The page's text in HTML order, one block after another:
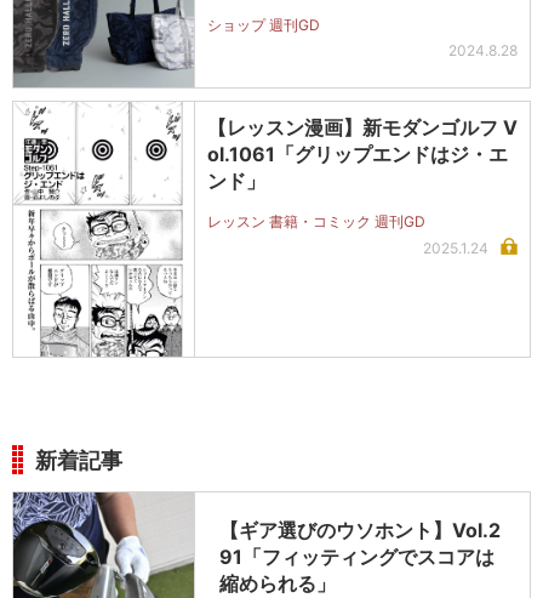
ショップ 週刊GD
2024.8.28
【レッスン漫画】新モダンゴルフ V
ol.1061「グリップエンドはジ・エ
ンド」
レッスン 書籍・コミック 週刊GD
2025.1.24
新着記事
【ギア選びのウソホント】Vol.2
91「フィッティングでスコアは
縮められる」